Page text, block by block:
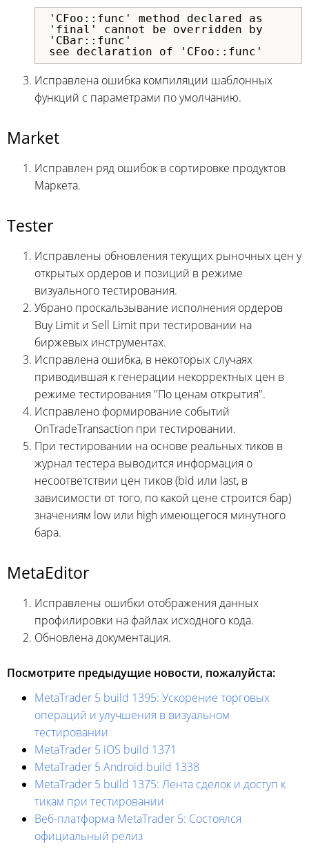
'CFoo::func' method declared as
'final' cannot be overridden by
'CBar::func'
see declaration of 'CFoo::func'
Исправлена ошибка компиляции шаблонных
функций с параметрами по умолчанию.
Market
Исправлен ряд ошибок в сортировке продуктов
Маркета.
Tester
Исправлены обновления текущих рыночных цен у
открытых ордеров и позиций в режиме
визуального тестирования.
Убрано проскальзывание исполнения ордеров
Buy Limit и Sell Limit при тестировании на
биржевых инструментах.
Исправлена ошибка, в некоторых случаях
приводившая к генерации некорректных цен в
режиме тестирования "По ценам открытия".
Исправлено формирование событий
OnTradeTransaction при тестировании.
При тестировании на основе реальных тиков в
журнал тестера выводится информация о
несоответствии цен тиков (bid или last, в
зависимости от того, по какой цене строится бар)
значениям low или high имеющегося минутного
бара.
MetaEditor
Исправлены ошибки отображения данных
профилировки на файлах исходного кода.
Обновлена документация.
Посмотрите предыдущие новости, пожалуйста:
MetaTrader 5 build 1395: Ускорение торговых
операций и улучшения в визуальном
тестировании
MetaTrader 5 iOS build 1371
MetaTrader 5 Android build 1338
MetaTrader 5 build 1375: Лента сделок и доступ к
тикам при тестировании
Веб-платформа MetaTrader 5: Состоялся
официальный релиз